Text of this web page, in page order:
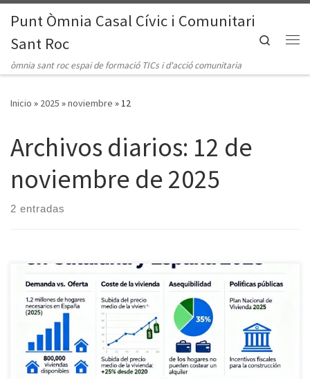
Saltar al contenido
Punt Òmnia Casal Cívic i Comunitari
Sant Roc
òmnia sant roc espai de formació TICs i d'acció comunitaria
Search
Inicio » 2025 »noviembre » 12
Archivos diarios: 12 de
noviembre de 2025
2 entradas
En el marc dels tallers d’aprenentatge de les eines IA i de
sensibilització comunitària, les participants van mobilitzar-se per
analitzar la problemàtica de l‘habitatge a Espanya i Catalunya, i
crear infografies informatives. Adjuntem les seves il·lustracions i